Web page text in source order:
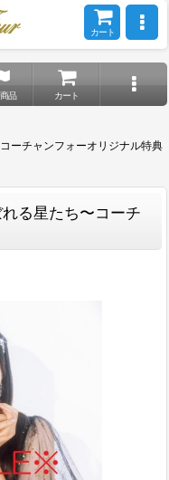
カート
品 カート
ーチャンフォーオリジナル特典
る星たち〜コーチ